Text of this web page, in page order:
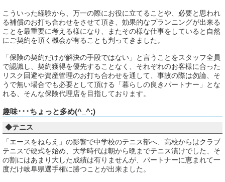
こういった経験から、万一の際にお役に立てることや、必要と思われ
る補償のお打ち合わせをさせて頂き、効果的なプランニングが出来る
ことを最重要に考える様になり、またその様な仕事をしていると自然
にご契約を頂く機会が有ることも判ってきました。
「保険の契約だけが解決の手段ではない」と言うことをスタッフ全員
で認識し、契約獲得を優先することなく、それぞれのお客様に合った
リスク回避や資産管理のお打ち合わせを通して、事故の際は勿論、そ
うで無い場合でも必要として頂ける「暮らしの良きパートナー」とな
れる、そんな保険代理店を目指しております。
趣味･･･ちょっと多め(^_^;)
◆テニス
「エースをねらえ」の影響で中学校のテニス部へ、高校からはクラブ
テニスで硬式を始め、大学時代は朝から晩までテニス漬けでした、そ
の割にはあまり大した成績は有りませんが、パートナーに恵まれて一
度だけ岐阜県選手権に勝つことが出来ました。